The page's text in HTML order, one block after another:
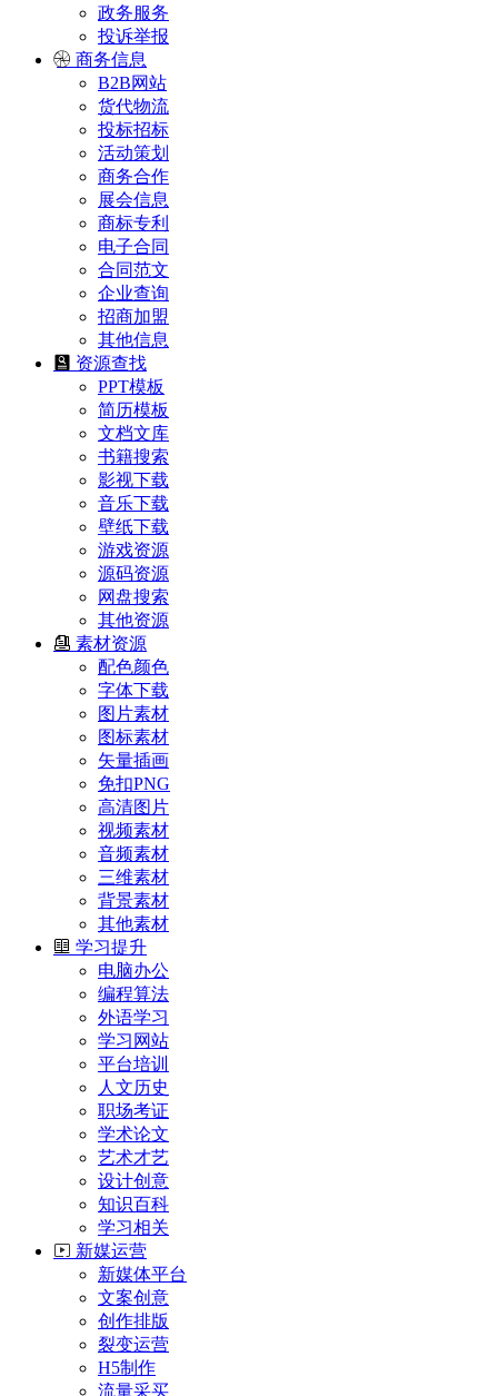
政务服务
投诉举报
商务信息
B2B网站
货代物流
投标招标
活动策划
商务合作
展会信息
商标专利
电子合同
合同范文
企业查询
招商加盟
其他信息
资源查找
PPT模板
简历模板
文档文库
书籍搜索
影视下载
音乐下载
壁纸下载
游戏资源
源码资源
网盘搜索
其他资源
素材资源
配色颜色
字体下载
图片素材
图标素材
矢量插画
免扣PNG
高清图片
视频素材
音频素材
三维素材
背景素材
其他素材
学习提升
电脑办公
编程算法
外语学习
学习网站
平台培训
人文历史
职场考证
学术论文
艺术才艺
设计创意
知识百科
学习相关
新媒运营
新媒体平台
文案创意
创作排版
裂变运营
H5制作
流量采买